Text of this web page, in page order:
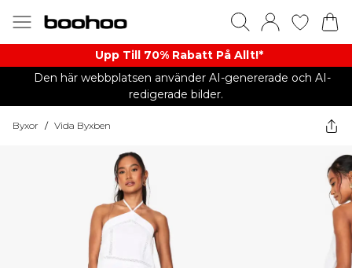
Upp Till 70% Rabatt På Allt!*
Den här webbplatsen använder AI-genererade och AI-
redigerade bilder.
Byxor / Vida Byxben